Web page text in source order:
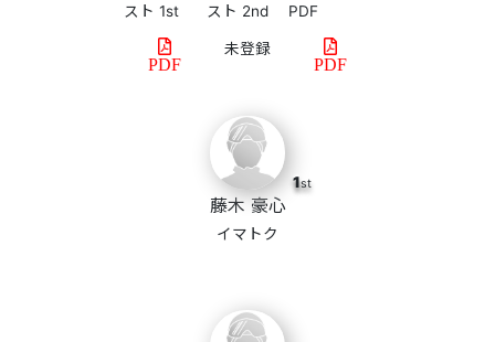
スト 1st
PDF
スト 2nd
PDF
PDF
1st
藤木 豪心
イマトク